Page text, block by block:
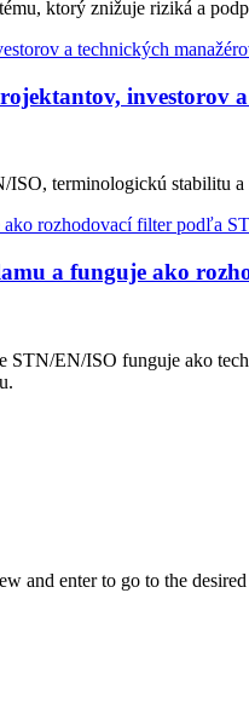
ktorý znižuje riziká a
investorov
terminologickú stabilitu
a funguje ako
STN/EN/ISO funguje ako
and enter to go to the